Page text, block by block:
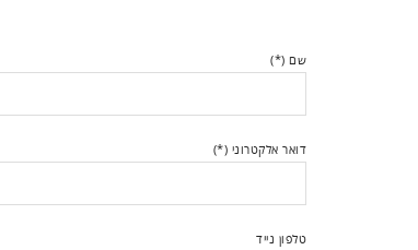
שם (*)
דואר אלקטרוני (*)
טלפון נייד